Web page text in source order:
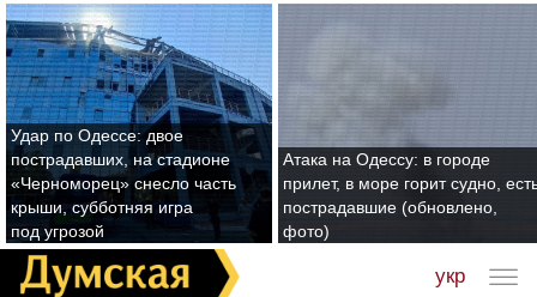
Удар по Одессе: двое
пострадавших, на стадионе
«Черноморец» снесло часть
крыши, субботняя игра
под угрозой
Атака на Одессу: в городе
прилет, в море горит судно,
пострадавшие (обновлено,
фото)
укр